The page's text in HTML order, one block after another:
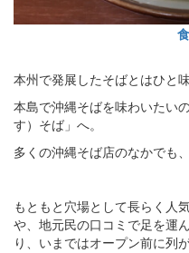
本州で発展したそばとはひと
本島で沖縄そばを味わいたい
す）そば」へ。
多くの沖縄そば店のなかでも
もともと穴場として長らく人
や、地元民の口コミで足を運
り、いまではオープン前に列